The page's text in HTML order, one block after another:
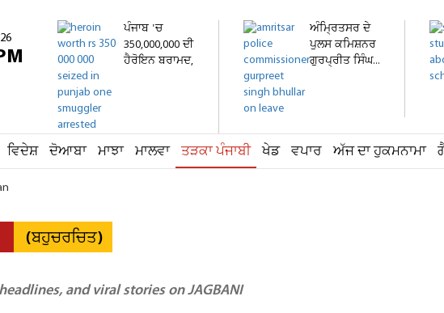
ਪੰਜਾਬ 'ਚ
350,000,000 ਦੀ
ਹੈਰੋਇਨ ਬਰਾਮਦ,
ਅੰਮ੍ਰਿਤਸਰ ਦੇ
ਪੁਲਸ ਕਮਿਸ਼ਨਰ
ਗੁਰਪ੍ਰੀਤ ਸਿੰਘ...
ਵਿਦੇਸ਼ ਦੋਆਬਾ ਮਾਝਾ ਮਾਲਵਾ ਤੜਕਾ ਪੰਜਾਬੀ ਖੇਡ ਵਪਾਰ ਅੱਜ ਦਾ ਹੁਕਮਨਾਮਾ
(ਬਹੁਚਰਚਿਤ)
and viral stories on JAGBANI